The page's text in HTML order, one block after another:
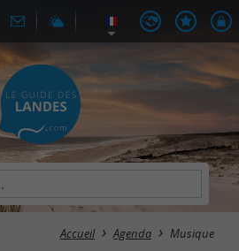
Accueil Agenda Musique